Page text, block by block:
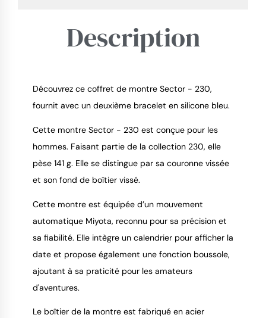
Description
Découvrez ce coffret de montre Sector - 230,
fournit avec un deuxième bracelet en silicone bleu.
Cette montre Sector - 230 est conçue pour les
hommes. Faisant partie de la collection 230, elle
pèse 141 g. Elle se distingue par sa couronne vissée
et son fond de boîtier vissé.
Cette montre est équipée d’un mouvement
automatique Miyota, reconnu pour sa précision et
sa fiabilité. Elle intègre un calendrier pour afficher la
date et propose également une fonction boussole,
ajoutant à sa praticité pour les amateurs
d'aventures.
Le boîtier de la montre est fabriqué en acier